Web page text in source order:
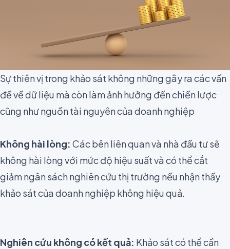
Sự thiên vị trong khảo sát không những gây ra các vấn
đề về dữ liệu mà còn làm ảnh hưởng đến chiến lược
cũng như nguồn tài nguyên của doanh nghiệp
Không hài lòng: Các bên liên quan và nhà đầu tư sẽ
không hài lòng với mức độ hiệu suất và có thể cắt
giảm ngân sách nghiên cứu thị trường nếu nhận thấy
khảo sát của doanh nghiệp không hiệu quả.
Nghiên cứu không có kết quả: Khảo sát có thể cần